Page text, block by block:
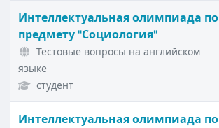
Интеллектуальная олимпиада по
предмету "Социология"
Тестовые вопросы на английском
языке
студент
Интеллектуальная олимпиада по